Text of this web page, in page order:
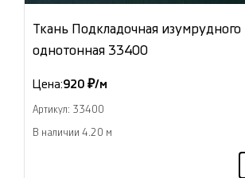
Ткань Подкладочная изумрудного
однотонная 33400
Цена:920 ₽/м
Артикул: 33400
В наличии 4.20 м